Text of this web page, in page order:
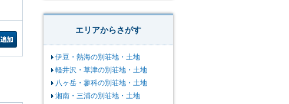
エリアからさがす
伊豆・熱海の別荘地・土地
軽井沢・草津の別荘地・土地
八ヶ岳・蓼科の別荘地・土地
湘南・三浦の別荘地・土地